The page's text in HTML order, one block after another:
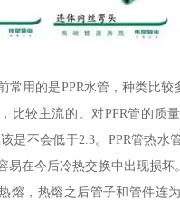
常用的是PPR水管，种类比较
比较主流的。对PPR管的质
是不会低于2.3。PPR管热水
易在今后冷热交换中出现损坏
熔，热熔之后管子和管件连